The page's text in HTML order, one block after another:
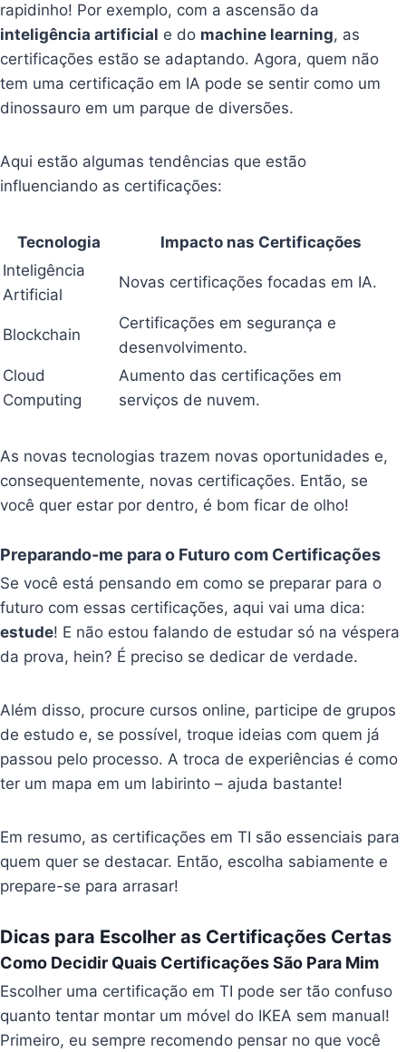
rapidinho! Por exemplo, com a ascensão da
inteligência artificial e do machine learning, as
certificações estão se adaptando. Agora, quem não
tem uma certificação em IA pode se sentir como um
dinossauro em um parque de diversões.
Aqui estão algumas tendências que estão
influenciando as certificações:
Tecnologia
Impacto nas Certificações
Inteligência
Artificial
Novas certificações focadas em IA.
Blockchain
Certificações em segurança e
desenvolvimento.
Cloud
Computing
Aumento das certificações em
serviços de nuvem.
As novas tecnologias trazem novas oportunidades e,
consequentemente, novas certificações. Então, se
você quer estar por dentro, é bom ficar de olho!
Preparando-me para o Futuro com Certificações
Se você está pensando em como se preparar para o
futuro com essas certificações, aqui vai uma dica:
estude! E não estou falando de estudar só na véspera
da prova, hein? É preciso se dedicar de verdade.
Além disso, procure cursos online, participe de grupos
de estudo e, se possível, troque ideias com quem já
passou pelo processo. A troca de experiências é como
ter um mapa em um labirinto – ajuda bastante!
Em resumo, as certificações em TI são essenciais para
quem quer se destacar. Então, escolha sabiamente e
prepare-se para arrasar!
Dicas para Escolher as Certificações Certas
Como Decidir Quais Certificações São Para Mim
Escolher uma certificação em TI pode ser tão confuso
quanto tentar montar um móvel do IKEA sem manual!
Primeiro, eu sempre recomendo pensar no que você